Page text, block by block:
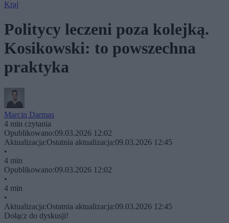
Kraj
Politycy leczeni poza kolejką.
Kosikowski: to powszechna
praktyka
Marcin Darmas
4 min czytania
Opublikowano:09.03.2026 12:02
Aktualizacja:Ostatnia aktualizacja:09.03.2026 12:45
•
4 min
Opublikowano:09.03.2026 12:02
•
4 min
•
Aktualizacja:Ostatnia aktualizacja:09.03.2026 12:45
Dołącz do dyskusji!